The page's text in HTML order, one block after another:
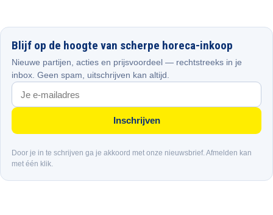
Blijf op de hoogte van scherpe horeca-inkoop
Nieuwe partijen, acties en prijsvoordeel — rechtstreeks in je
inbox. Geen spam, uitschrijven kan altijd.
Inschrijven
Door je in te schrijven ga je akkoord met onze nieuwsbrief. Afmelden kan
met één klik.